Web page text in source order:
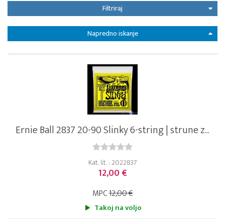
Filtriraj
Napredno iskanje
Ernie Ball 2837 20-90 Slinky 6-string | strune z...
Kat. št. : 2022837
12,00 €
MPC12,00 €
Takoj na voljo